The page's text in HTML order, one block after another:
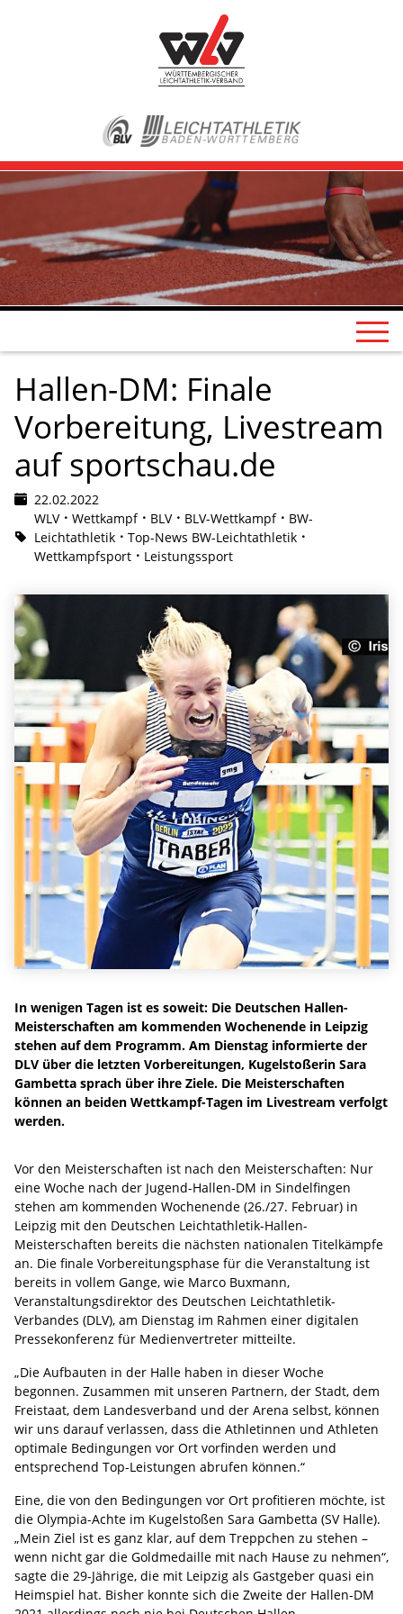
Hallen-DM: Finale
Vorbereitung, Livestream
auf sportschau.de
22.02.2022
WLV
Wettkampf BLV BLV-Wettkampf
BW-
Leichtathletik
Top-News BW-Leichtathletik
Wettkampfsport
Leistungssport
In wenigen Tagen ist es soweit: Die Deutschen Hallen-
Meisterschaften am kommenden Wochenende in Leipzig
stehen auf dem Programm. Am Dienstag informierte der
DLV über die letzten Vorbereitungen, Kugelstoßerin Sara
Gambetta sprach über ihre Ziele. Die Meisterschaften
können an beiden Wettkampf-Tagen im Livestream verfolgt
werden.
Vor den Meisterschaften ist nach den Meisterschaften: Nur
eine Woche nach der Jugend-Hallen-DM in Sindelfingen
stehen am kommenden Wochenende (26./27. Februar) in
Leipzig mit den Deutschen Leichtathletik-Hallen-
Meisterschaften bereits die nächsten nationalen Titelkämpfe
an. Die finale Vorbereitungsphase für die Veranstaltung ist
bereits in vollem Gange, wie Marco Buxmann,
Veranstaltungsdirektor des Deutschen Leichtathletik-
Verbandes (DLV), am Dienstag im Rahmen einer digitalen
Pressekonferenz für Medienvertreter mitteilte.
„Die Aufbauten in der Halle haben in dieser Woche
begonnen. Zusammen mit unseren Partnern, der Stadt, dem
Freistaat, dem Landesverband und der Arena selbst, können
wir uns darauf verlassen, dass die Athletinnen und Athleten
optimale Bedingungen vor Ort vorfinden werden und
entsprechend Top-Leistungen abrufen können.“
Eine, die von den Bedingungen vor Ort profitieren möchte, ist
die Olympia-Achte im Kugelstoßen Sara Gambetta (SV Halle).
„Mein Ziel ist es ganz klar, auf dem Treppchen zu stehen –
wenn nicht gar die Goldmedaille mit nach Hause zu nehmen“,
sagte die 29-Jährige, die mit Leipzig als Gastgeber quasi ein
Heimspiel hat. Bisher konnte sich die Zweite der Hallen-DM